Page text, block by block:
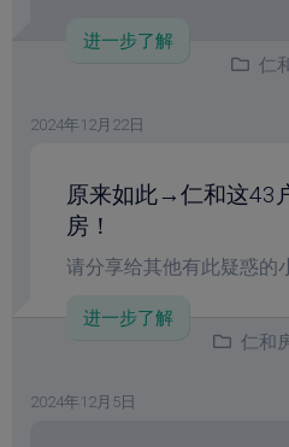
进一步了解
仁
2024年12月22日
原来如此→仁和这43
房！
请分享给其他有此疑惑的
进一步了解
仁和
2024年12月5日